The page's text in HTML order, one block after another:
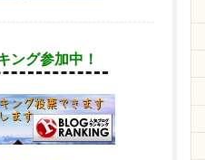
ング参加中！